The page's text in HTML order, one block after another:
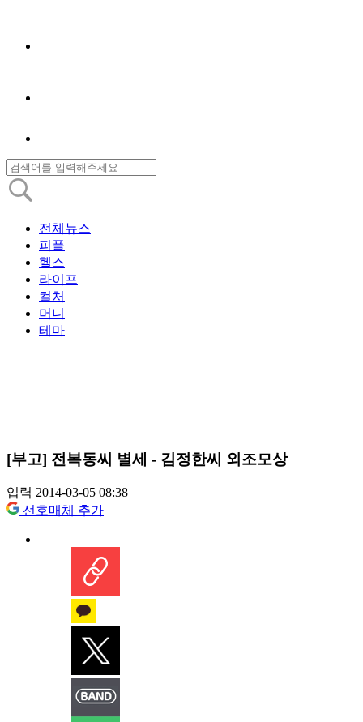
전체뉴스
피플
헬스
라이프
컬처
머니
테마
[부고] 전복동씨 별세 - 김정한씨 외조모상
입력 2014-03-05 08:38
선호매체 추가